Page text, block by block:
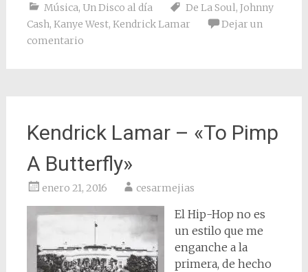
Música, Un Disco al día De La Soul, Johnny
Cash, Kanye West, Kendrick Lamar
Dejar un
comentario
Kendrick Lamar – «To Pimp
A Butterfly»
enero 21, 2016 cesarmejias
El Hip-Hop no es
un estilo que me
enganche a la
primera, de hecho